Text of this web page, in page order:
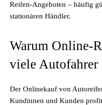
Reifen-Angeboten – häufig
stationären Händler.
Warum Online-
viele Autofahrer
Der Onlinekauf von
Kundinnen und Kunden